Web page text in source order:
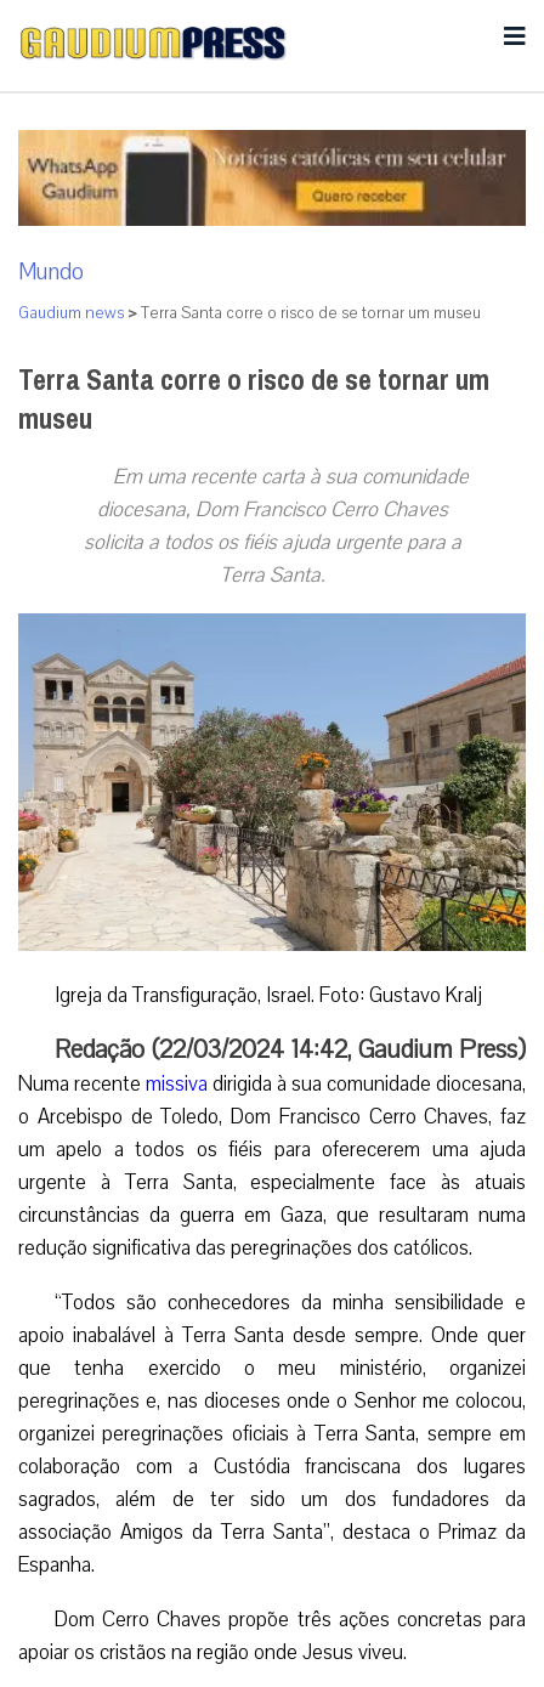
Mundo
Gaudium news >Terra Santa corre o risco de se tornar um museu
Terra Santa corre o risco de se tornar um
museu
Em uma recente carta à sua comunidade
diocesana, Dom Francisco Cerro Chaves
solicita a todos os fiéis ajuda urgente para a
Terra Santa.
Igreja da Transfiguração, Israel. Foto: Gustavo Kralj
Redação (22/03/2024 14:42,Gaudium Press)
Numa recente missiva dirigida à sua comunidade diocesana,
o Arcebispo de Toledo, Dom Francisco Cerro Chaves, faz
um apelo a todos os fiéis para oferecerem uma ajuda
urgente à Terra Santa, especialmente face às atuais
circunstâncias da guerra em Gaza, que resultaram numa
redução significativa das peregrinações dos católicos.
“Todos são conhecedores da minha sensibilidade e
apoio inabalável à Terra Santa desde sempre. Onde quer
que tenha exercido o meu ministério, organizei
peregrinações e, nas dioceses onde o Senhor me colocou,
organizei peregrinações oficiais à Terra Santa, sempre em
colaboração com a Custódia franciscana dos lugares
sagrados, além de ter sido um dos fundadores da
associação Amigos da Terra Santa”, destaca o Primaz da
Espanha.
Dom Cerro Chaves propõe três ações concretas para
apoiar os cristãos na região onde Jesus viveu.